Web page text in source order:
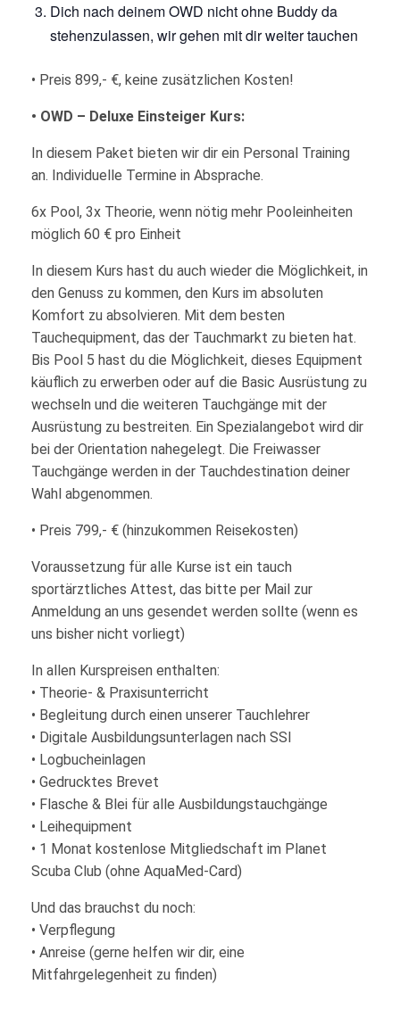
Dich nach deinem OWD nicht ohne Buddy da
stehenzulassen, wir gehen mit dir weiter tauchen
• Preis 899,- €, keine zusätzlichen Kosten!
• OWD – Deluxe Einsteiger Kurs:
In diesem Paket bieten wir dir ein Personal Training
an. Individuelle Termine in Absprache.
6x Pool, 3x Theorie, wenn nötig mehr Pooleinheiten
möglich 60 € pro Einheit
In diesem Kurs hast du auch wieder die Möglichkeit, in
den Genuss zu kommen, den Kurs im absoluten
Komfort zu absolvieren. Mit dem besten
Tauchequipment, das der Tauchmarkt zu bieten hat.
Bis Pool 5 hast du die Möglichkeit, dieses Equipment
käuflich zu erwerben oder auf die Basic Ausrüstung zu
wechseln und die weiteren Tauchgänge mit der
Ausrüstung zu bestreiten. Ein Spezialangebot wird dir
bei der Orientation nahegelegt. Die Freiwasser
Tauchgänge werden in der Tauchdestination deiner
Wahl abgenommen.
• Preis 799,- € (hinzukommen Reisekosten)
Voraussetzung für alle Kurse ist ein tauch
sportärztliches Attest, das bitte per Mail zur
Anmeldung an uns gesendet werden sollte (wenn es
uns bisher nicht vorliegt)
In allen Kurspreisen enthalten:
• Theorie- & Praxisunterricht
• Begleitung durch einen unserer Tauchlehrer
• Digitale Ausbildungsunterlagen nach SSI
• Logbucheinlagen
• Gedrucktes Brevet
• Flasche & Blei für alle Ausbildungstauchgänge
• Leihequipment
• 1 Monat kostenlose Mitgliedschaft im Planet
Scuba Club (ohne AquaMed-Card)
Und das brauchst du noch:
• Verpflegung
• Anreise (gerne helfen wir dir, eine
Mitfahrgelegenheit zu finden)